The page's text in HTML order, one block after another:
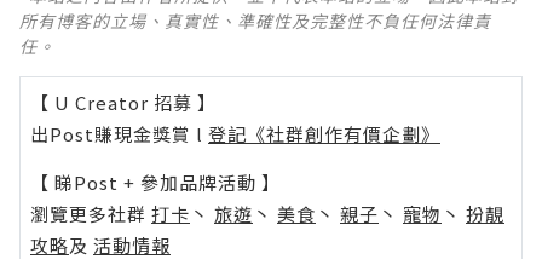
所有博客的立場、真實性、準確性及完整性不負任何法律責
任。
【 U Creator 招募 】
出Post賺現金獎賞 l 登記《社群創作有價企劃》
【 睇Post + 參加品牌活動 】
瀏覽更多社群 打卡 丶 旅遊 丶 美食 丶 親子 丶 寵物 丶 扮靚
攻略及 活動情報